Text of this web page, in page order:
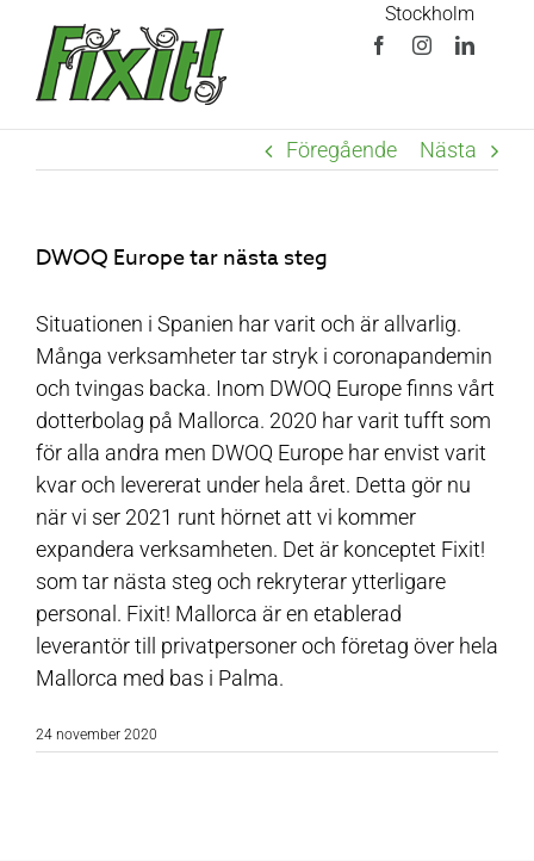
content
Stockholm
FacebookInstagram
Föregående Nästa
DWOQ Europe tar nästa steg
Situationen i Spanien har varit och är allvarlig.
Många verksamheter tar stryk i coronapandemin
och tvingas backa. Inom DWOQ Europe finns vårt
dotterbolag på Mallorca. 2020 har varit tufft som
för alla andra men DWOQ Europe har envist varit
kvar och levererat under hela året. Detta gör nu
när vi ser 2021 runt hörnet att vi kommer
expandera verksamheten. Det är konceptet Fixit!
som tar nästa steg och rekryterar ytterligare
personal. Fixit! Mallorca är en etablerad
leverantör till privatpersoner och företag över hela
Mallorca med bas i Palma.
24 november 2020